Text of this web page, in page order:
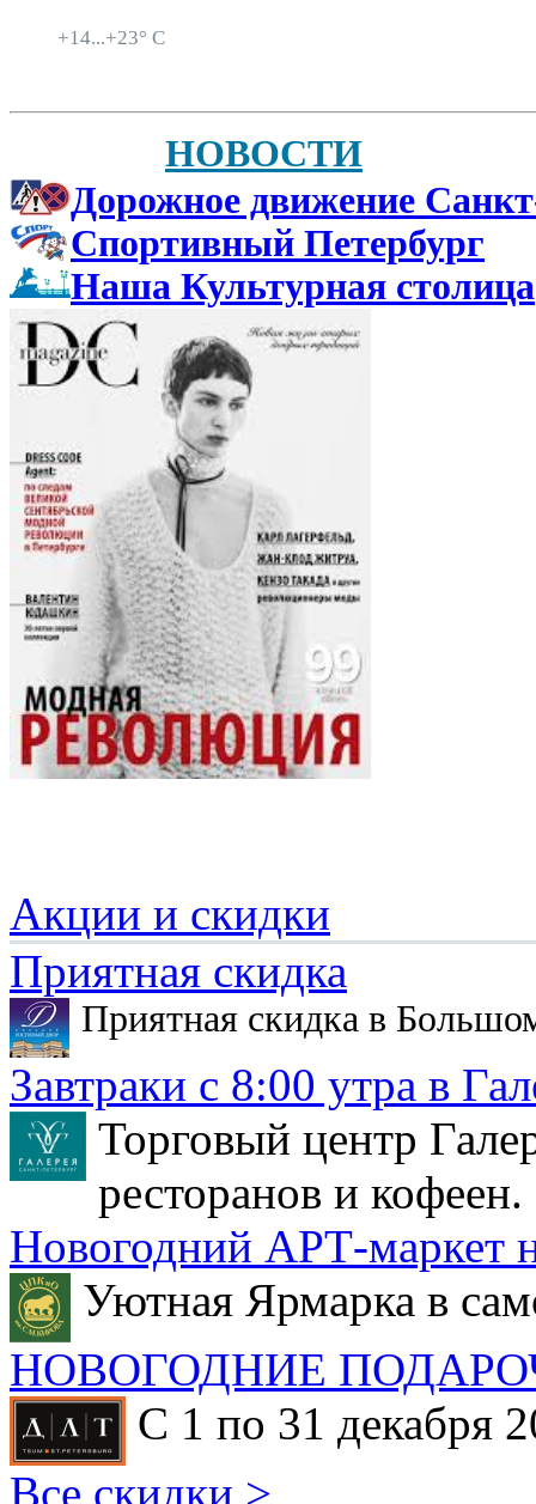
+14...+23° C
НОВОСТИ
Дорожное движение
Спортивный Петербург
Наша Культурная столица
Акции и скидки
Приятная скидка
Приятная скидка в
Завтраки с 8:00 утра в
Торговый центр
ресторанов и кофеен.
Новогодний АРТ-маркет
Уютная Ярмарка в
НОВОГОДНИЕ
С 1 по 31 декабря
Все скидки >